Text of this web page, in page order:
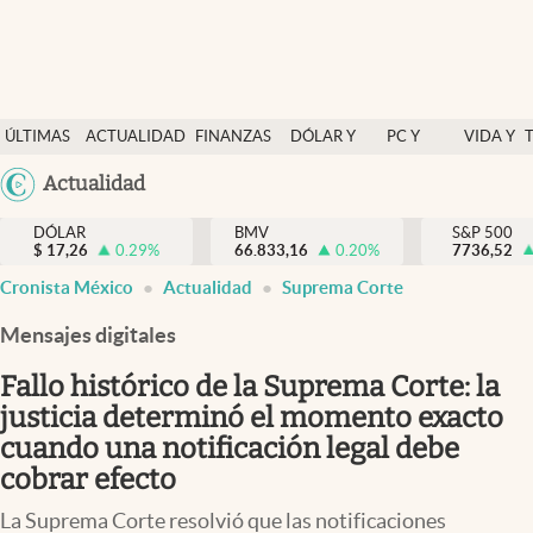
ÚLTIMAS
NOTICIAS
ACTUALIDAD
FINANZAS
DÓLAR Y
PC Y
VIDA Y
México
Actualidad
Actualidad
Finanzas y economía
Dólar y mercados
Pc y celular
Vida y estilo
DÓLAR
$ 17,26 0.29%
BMV
66.833,16
0.20%
S&P 500
7736,52
Cronista México Actualidad Suprema Corte
Mensajes digitales
Fallo histórico de la Suprema Corte: la
justicia determinó el momento exacto
cuando una notificación legal debe
cobrar efecto
La Suprema Corte resolvió que las notificaciones